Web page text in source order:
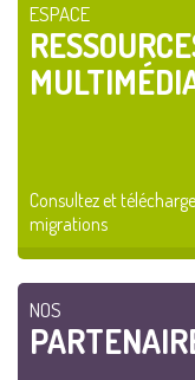
ESPACE
Consultez et
migrations
NOS